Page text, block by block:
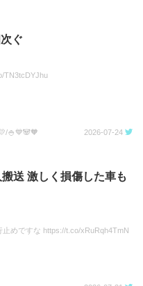
ぐ
TN3tcDYJhu
🍚💙🐼🧡 2026-07-24
送 激しく損傷した車も
めですな https://t.co/xRuRqh4TmN